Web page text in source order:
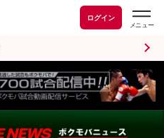
ログイン